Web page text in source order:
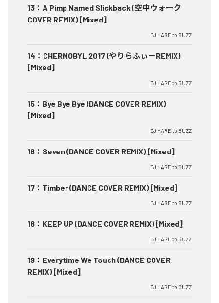
13 ： A Pimp Named Slickback (空中ウォーク
COVER REMIX) [Mixed]
DJ HARE to BUZZ
14 ： CHERNOBYL 2017 (やりらふぃーREMIX)
[Mixed]
DJ HARE to BUZZ
15 ： Bye Bye Bye (DANCE COVER REMIX)
[Mixed]
DJ HARE to BUZZ
16 ： Seven (DANCE COVER REMIX) [Mixed]
DJ HARE to BUZZ
17 ： Timber (DANCE COVER REMIX) [Mixed]
DJ HARE to BUZZ
18 ： KEEP UP (DANCE COVER REMIX) [Mixed]
DJ HARE to BUZZ
19 ： Everytime We Touch (DANCE COVER
REMIX) [Mixed]
DJ HARE to BUZZ